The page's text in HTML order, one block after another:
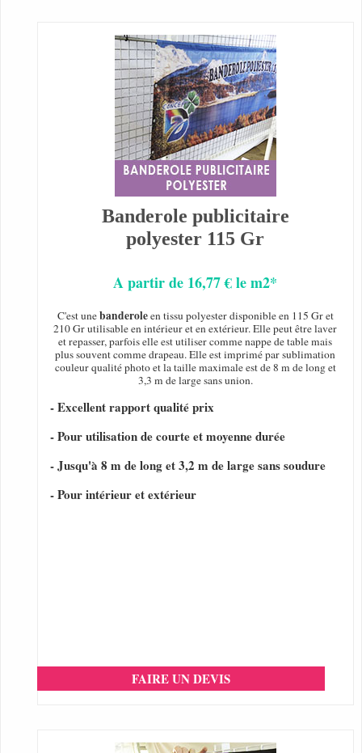
Banderole publicitaire
polyester 115 Gr
A partir de 16,77 € le m2*
C'est unebanderoleen tissu polyester disponible en 115 Gr et
210 Gr utilisable en intérieur et en extérieur. Elle peut être laver
et repasser, parfois elle est utiliser comme nappe de table mais
plus souvent comme drapeau. Elle est imprimé par sublimation
couleur qualité photo et la taille maximale est de 8 m de long et
3,3 m de large sans union.
- Excellent rapport qualité prix
- Pour utilisation de courte et moyenne durée
- Jusqu'à 8 m de long et 3,2 m de large sans soudure
- Pour intérieur et extérieur
FAIRE UN DEVIS